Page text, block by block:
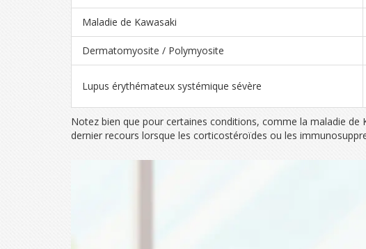
Maladie de Kawasaki
Dermatomyosite / Polymyosite
Lupus érythémateux systémique sévère
Notez bien que pour certaines conditions, comme la maladie
dernier recours lorsque les corticostéroïdes ou les